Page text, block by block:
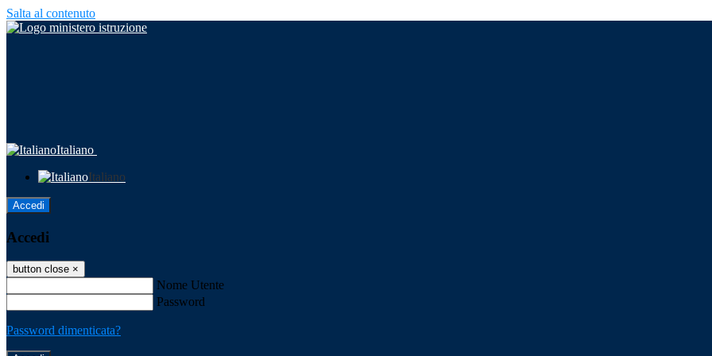
Salta al contenuto
Italiano
Italiano
Accedi
Accedi
button close ×
Nome Utente
Password
Password dimenticata?